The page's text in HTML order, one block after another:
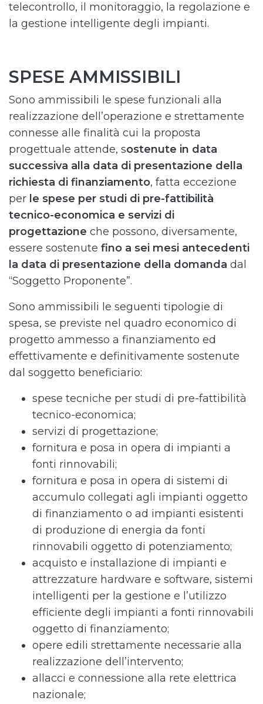
telecontrollo, il monitoraggio, la regolazione e
la gestione intelligente degli impianti.
SPESE AMMISSIBILI
Sono ammissibili le spese funzionali alla
realizzazione dell’operazione e strettamente
connesse alle finalità cui la proposta
progettuale attende, sostenute in data
successiva alla data di presentazione della
richiesta di finanziamento, fatta eccezione
per le spese per studi di pre-fattibilità
tecnico-economica e servizi di
progettazione che possono, diversamente,
essere sostenute fino a sei mesi antecedenti
la data di presentazione della domanda dal
“Soggetto Proponente”.
Sono ammissibili le seguenti tipologie di
spesa, se previste nel quadro economico di
progetto ammesso a finanziamento ed
effettivamente e definitivamente sostenute
dal soggetto beneficiario:
spese tecniche per studi di pre-fattibilità
tecnico-economica;
servizi di progettazione;
fornitura e posa in opera di impianti a
fonti rinnovabili;
fornitura e posa in opera di sistemi di
accumulo collegati agli impianti oggetto
di finanziamento o ad impianti esistenti
di produzione di energia da fonti
rinnovabili oggetto di potenziamento;
acquisto e installazione di impianti e
attrezzature hardware e software, sistemi
intelligenti per la gestione e l’utilizzo
efficiente degli impianti a fonti rinnovabili
oggetto di finanziamento;
opere edili strettamente necessarie alla
realizzazione dell’intervento;
allacci e connessione alla rete elettrica
nazionale;